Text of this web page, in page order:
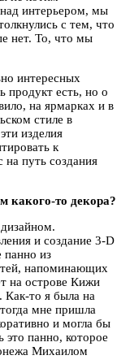
над интерьером, мы
с тем, что
нет. То, что мы
интересных
продукт есть, но о
на ярмарках и в
стиле в
изделия
к
путь создания
какого-то декора?
и создание 3-D
панно из
напоминающих
на острове Кижи
Как-то я была на
мне пришла
и могла бы
это панно, которое
Михаилом